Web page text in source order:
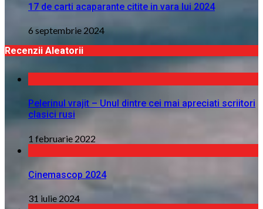
17 de carti acaparante citite in vara lui 2024
6 septembrie 2024
Recenzii Aleatorii
Pelerinul vrajit – Unul dintre cei mai apreciati scriitori
clasici rusi
1 februarie 2022
Cinemascop 2024
31 iulie 2024